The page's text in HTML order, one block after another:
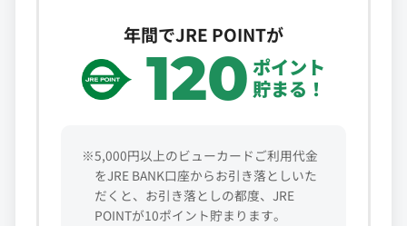
年間でJRE POINTが
120 ポイント
貯まる！
※5,000円以上のビューカードご利用代金
をJRE BANK口座からお引き落としいた
だくと、お引き落としの都度、JRE
POINTが10ポイント貯まります。